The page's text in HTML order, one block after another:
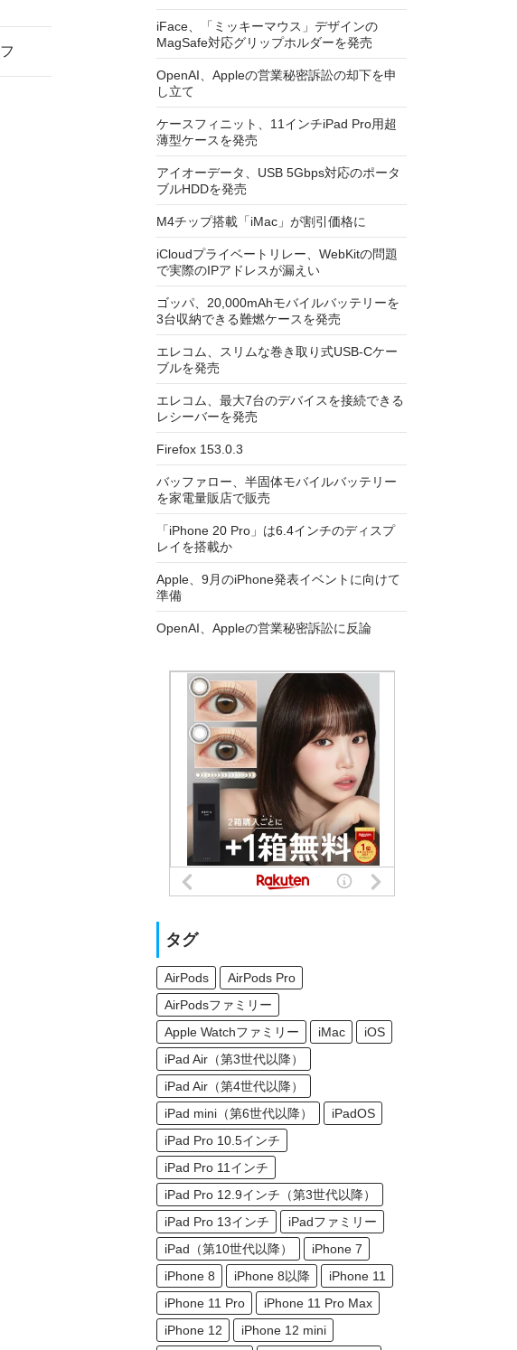
iFace、「ミッキーマウス」デザインの
MagSafe対応グリップホルダーを発売
OpenAI、Appleの営業秘密訴訟の却下を申
し立て
ケースフィニット、11インチiPad Pro用超
薄型ケースを発売
アイオーデータ、USB 5Gbps対応のポータ
ブルHDDを発売
M4チップ搭載「iMac」が割引価格に
iCloudプライベートリレー、WebKitの問題
で実際のIPアドレスが漏えい
ゴッパ、20,000mAhモバイルバッテリーを
3台収納できる難燃ケースを発売
エレコム、スリムな巻き取り式USB-Cケー
ブルを発売
エレコム、最大7台のデバイスを接続できる
レシーバーを発売
Firefox 153.0.3
バッファロー、半固体モバイルバッテリー
を家電量販店で販売
「iPhone 20 Pro」は6.4インチのディスプ
レイを搭載か
Apple、9月のiPhone発表イベントに向けて
準備
OpenAI、Appleの営業秘密訴訟に反論
タグ
AirPods
AirPods Pro
AirPodsファミリー
Apple Watchファミリー
iMac
iOS
iPad Air（第3世代以降）
iPad Air（第4世代以降）
iPad mini（第6世代以降）
iPadOS
iPad Pro 10.5インチ
iPad Pro 11インチ
iPad Pro 12.9インチ（第3世代以降）
iPad Pro 13インチ
iPadファミリー
iPad（第10世代以降）
iPhone 7
iPhone 8
iPhone 8以降
iPhone 11
iPhone 11 Pro
iPhone 11 Pro Max
iPhone 12
iPhone 12 mini